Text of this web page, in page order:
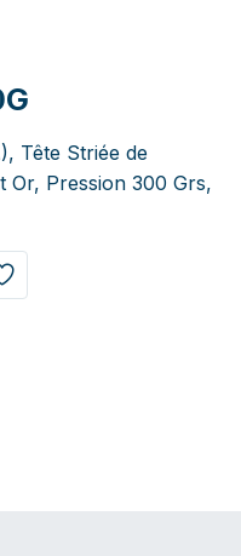
Tête Striée de
Or, Pression 300 Grs,